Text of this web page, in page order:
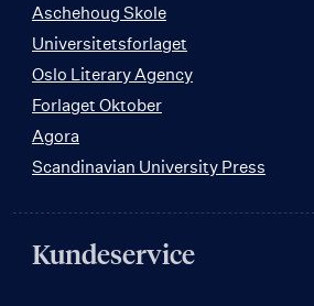
Aschehoug Skole
Universitetsforlaget
Oslo Literary Agency
Forlaget Oktober
Agora
Scandinavian University Press
Kundeservice